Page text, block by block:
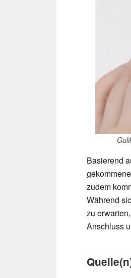
Basierend
zudem
Während
zu
Anschluss